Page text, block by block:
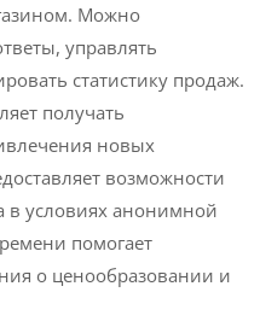
Можно
управлять
статистику продаж.
получать
новых
возможности
в условиях анонимной
помогает
о ценообразовании и